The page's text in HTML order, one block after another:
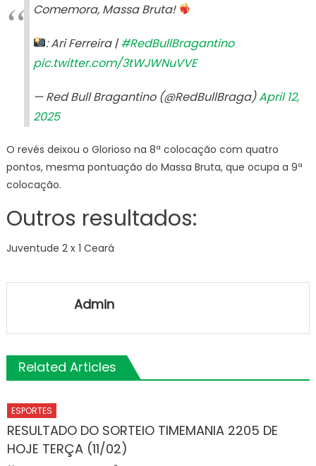
Comemora, Massa Bruta!
: Ari Ferreira |#RedBullBragantino
pic.twitter.com/3tWJWNuVVE
— Red Bull Bragantino (@RedBullBraga)April 12,
2025
O revés deixou o Glorioso na 8ª colocação com quatro
pontos, mesma pontuação do Massa Bruta, que ocupa a 9ª
colocação.
Outros resultados:
Juventude 2 x 1 Ceará
Admin
Related Articles
ESPORTES
RESULTADO DO SORTEIO TIMEMANIA 2205 DE
HOJE TERÇA (11/02)